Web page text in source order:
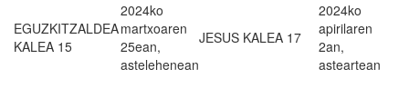
EGUZKITZALDEA
KALEA 15
2024ko
martxoaren
25ean,
astelehenean
JESUS KALEA 17
2024ko
apirilaren
2an,
asteartean